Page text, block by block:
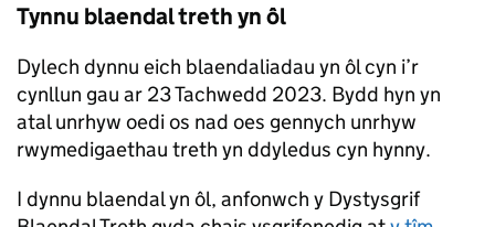
Tynnu blaendal treth yn ôl
Dylech dynnu eich blaendaliadau yn ôl cyn i’r
cynllun gau ar 23 Tachwedd 2023. Bydd hyn yn
atal unrhyw oedi os nad oes gennych unrhyw
rwymedigaethau treth yn ddyledus cyn hynny.
I dynnu blaendal yn ôl, anfonwch y Dystysgrif